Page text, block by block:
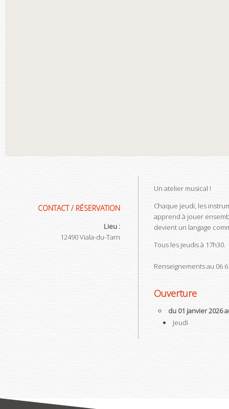
CONTACT / RÉSERVATION
Lieu :
12490Viala-du-Tarn
Un atelier musical !
Chaque jeudi, les
apprend à jouer
devient un langage
Tous les jeudis à 17h30.
Renseignements au 06
Ouverture
du 01 janvier 2026
Jeudi